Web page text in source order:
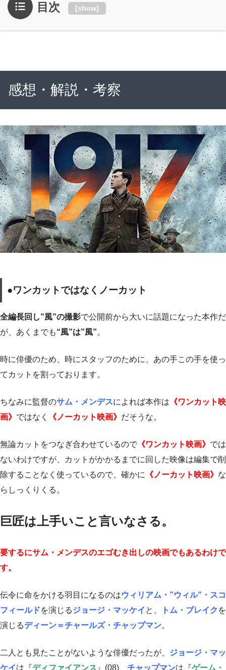
目次 [show]
感想・解説・考察
●ワンカットではなくノーカット
全編長回し”風”の撮影で公開前から大いに話題になった本作だ
が、あくまでも“風”は”風”。
時に俳優のため、時にスタッフのために、あの手この手を使っ
てカットを割っております。
ちなみに監督のサム・メンデスによれば本作は 《ワンカット映
画》 ではなく 《ノーカット映画》 だそうな。
無論カットをつなぎ合わせているので 《ワンカット映画》 では
ないわけですが、カットがかかるまでに回した映像は編集で削
除することなく使っているので、確かに
《ノーカット映画》 な
らしっくりくる。
巨匠は上手いこと言いなさる。
要するにサム・メンデスのエゴむき出しの映画でもあるわけで
す。
伝令に命をかける羽目になるのはウィリアム・”ウィル”・スコ
フィールドを演じるジョージ・マッケイ と、 トム・ブレイク を
演じるディーン＝チャールズ・チャップマン。
二人とも見たことがないような俳優だったが、 ジョージ・マッ
ケイは『ディファイアンス 』(08)、 チャップマンは『ゲーム・